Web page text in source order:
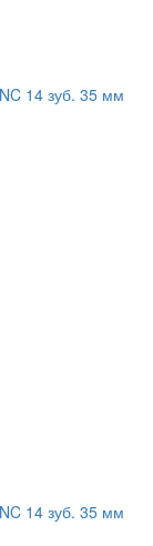
14 зуб. 35 мм
14 зуб. 35 мм